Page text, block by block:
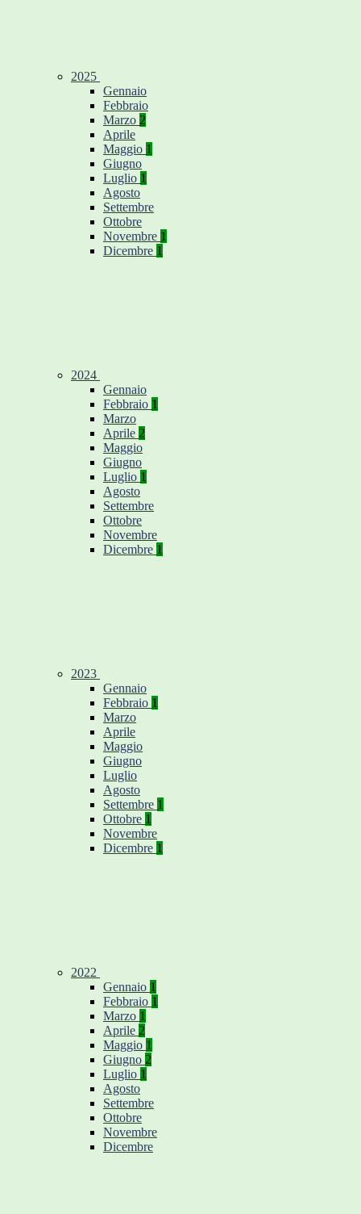
2025
Gennaio
Febbraio
Marzo 2
Aprile
Maggio 1
Giugno
Luglio 1
Agosto
Settembre
Ottobre
Novembre 1
Dicembre 1
2024
Gennaio
Febbraio 1
Marzo
Aprile 2
Maggio
Giugno
Luglio 1
Agosto
Settembre
Ottobre
Novembre
Dicembre 1
2023
Gennaio
Febbraio 1
Marzo
Aprile
Maggio
Giugno
Luglio
Agosto
Settembre 1
Ottobre 1
Novembre
Dicembre 1
2022
Gennaio 1
Febbraio 1
Marzo 1
Aprile 2
Maggio 1
Giugno 2
Luglio 1
Agosto
Settembre
Ottobre
Novembre
Dicembre